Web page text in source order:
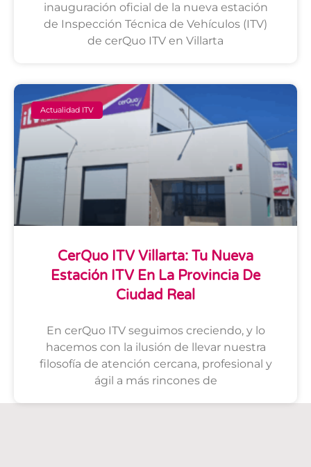
inauguración oficial de la nueva estación
de Inspección Técnica de Vehículos (ITV)
de cerQuo ITV en Villarta
Actualidad ITV
CerQuo ITV Villarta: Tu Nueva
Estación ITV En La Provincia De
Ciudad Real
En cerQuo ITV seguimos creciendo, y lo
hacemos con la ilusión de llevar nuestra
filosofía de atención cercana, profesional y
ágil a más rincones de